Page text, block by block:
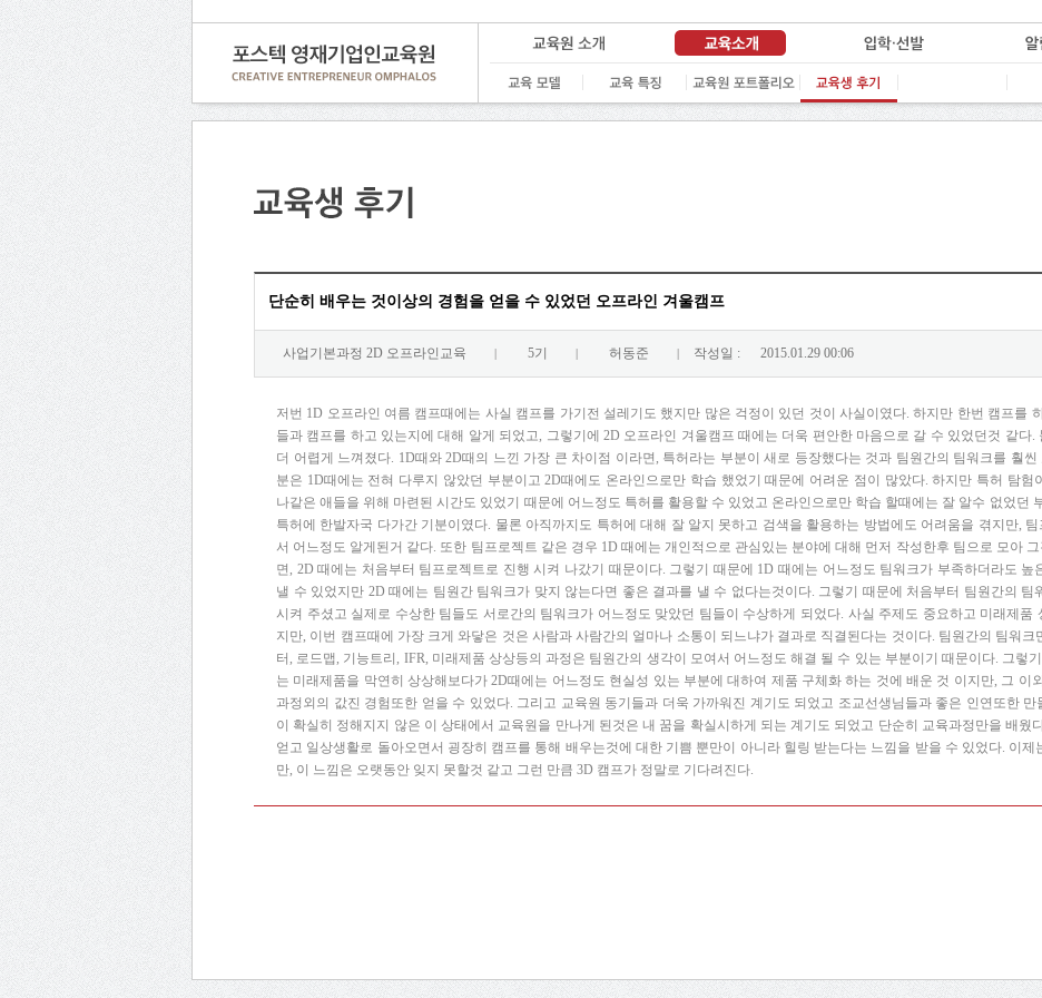
단순히 배우는 것이상의 경험을 얻을 수 있었던 오프라인 겨울캠프
사업기본과정 2D 오프라인교육 5기 허동준 작성일 : 2015.01.29 00:06
저번 1D 오프라인 여름 캠프때에는 사실 캠프를 가기전 설레기도 했지만 많은 걱정이 있던 것이 사실이였다. 하지만 한번 캠프를
들과 캠프를 하고 있는지에 대해 알게 되었고, 그렇기에 2D 오프라인 겨울캠프 때에는 더욱 편안한 마음으로 갈 수 있었던것 같다.
더 어렵게 느껴졌다. 1D때와 2D때의 느낀 가장 큰 차이점 이라면, 특허라는 부분이 새로 등장했다는 것과 팀원간의 팀워크를 훨
분은 1D때에는 전혀 다루지 않았던 부분이고 2D때에도 온라인으로만 학습 했었기 때문에 어려운 점이 많았다. 하지만 특허 탐험
나같은 애들을 위해 마련된 시간도 있었기 때문에 어느정도 특허를 활용할 수 있었고 온라인으로만 학습 할때에는 잘 알수 없었던
특허에 한발자국 다가간 기분이였다. 물론 아직까지도 특허에 대해 잘 알지 못하고 검색을 활용하는 방법에도 어려움을 겪지만,
서 어느정도 알게된거 같다. 또한 팀프로젝트 같은 경우 1D 때에는 개인적으로 관심있는 분야에 대해 먼저 작성한후 팀으로 모아
면, 2D 때에는 처음부터 팀프로젝트로 진행 시켜 나갔기 때문이다. 그렇기 때문에 1D 때에는 어느정도 팀워크가 부족하더라도 높
낼 수 있었지만 2D 때에는 팀원간 팀워크가 맞지 않는다면 좋은 결과를 낼 수 없다는것이다. 그렇기 때문에 처음부터 팀원간의 팀
시켜 주셨고 실제로 수상한 팀들도 서로간의 팀워크가 어느정도 맞았던 팀들이 수상하게 되었다. 사실 주제도 중요하고 미래제품
지만, 이번 캠프때에 가장 크게 와닿은 것은 사람과 사람간의 얼마나 소통이 되느냐가 결과로 직결된다는 것이다. 팀원간의 팀워크
터, 로드맵, 기능트리, IFR, 미래제품 상상등의 과정은 팀원간의 생각이 모여서 어느정도 해결 될 수 있는 부분이기 때문이다. 그렇
는 미래제품을 막연히 상상해보다가 2D때에는 어느정도 현실성 있는 부분에 대하여 제품 구체화 하는 것에 배운 것 이지만, 그 이
과정외의 값진 경험또한 얻을 수 있었다. 그리고 교육원 동기들과 더욱 가까워진 계기도 되었고 조교선생님들과 좋은 인연또한
이 확실히 정해지지 않은 이 상태에서 교육원을 만나게 된것은 내 꿈을 확실시하게 되는 계기도 되었고 단순히 교육과정만을 배웠
얻고 일상생활로 돌아오면서 굉장히 캠프를 통해 배우는것에 대한 기쁨 뿐만이 아니라 힐링 받는다는 느낌을 받을 수 있었다. 이제
만, 이 느낌은 오랫동안 잊지 못할것 같고 그런 만큼 3D 캠프가 정말로 기다려진다.